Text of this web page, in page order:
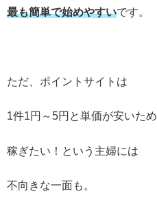
最も簡単で始めやすいです。
ただ、ポイントサイトは
1件1円～5円と単価が安いため
稼ぎたい！という主婦には
不向きな一面も。